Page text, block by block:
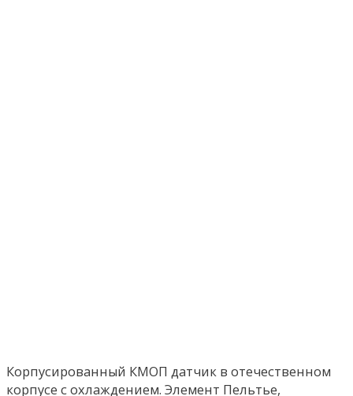
Корпусированный КМОП датчик в отечественном
корпусе с охлаждением. Элемент Пельтье,